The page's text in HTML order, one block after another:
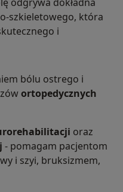
odgrywa dokładna
szkieletowego, która
i
bólu ostrego i
ortopedycznych
oraz
- pomagam pacjentom
i szyi, bruksizmem,